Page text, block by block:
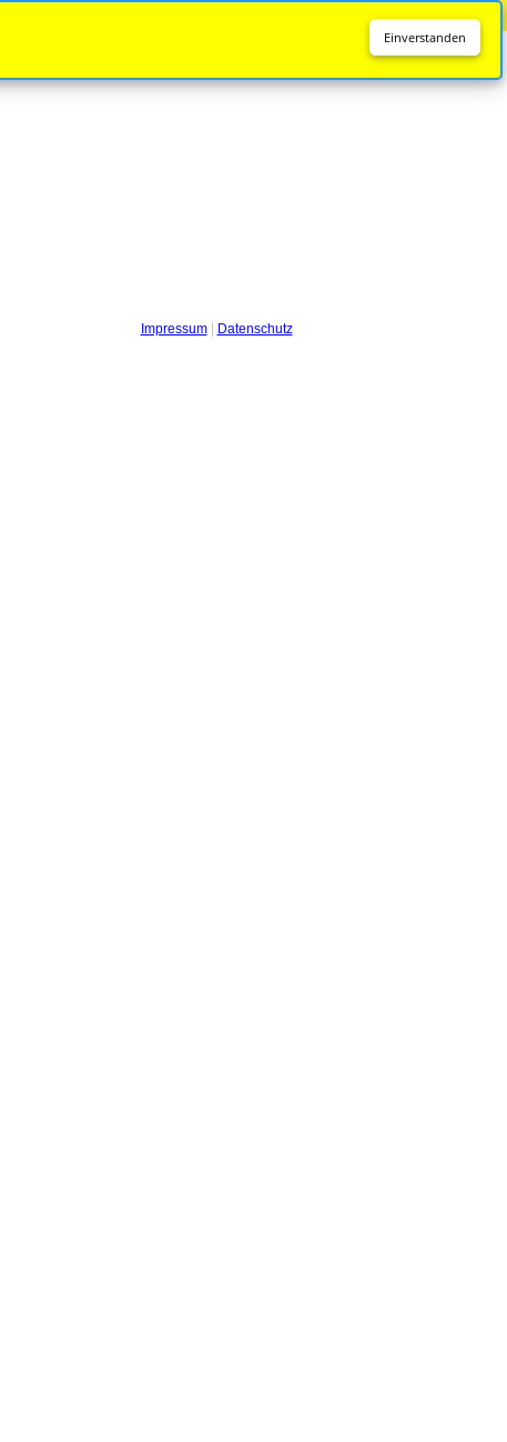
Impressum| Datenschutz
Einverstanden